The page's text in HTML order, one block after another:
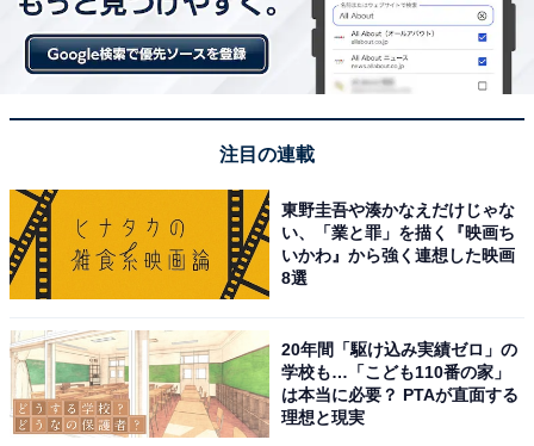
さを放っています。
回答者コメント
「字面と響きのギャップがあって一番かっこいいか
ら」（40代女性／東京都）
「独特な感じがするから」（40代女性／秋田県）
「『糸』『魚』『川』という素朴な自然の要素が美
しく並び、どこか神秘的でダイナミックな日本の原
注目の連載
東野圭吾や湊かなえだけじゃな
い、「業と罪」を描く『映画ち
いかわ』から強く連想した映画
8選
20年間「駆け込み実績ゼロ」の
学校も…「こども110番の家」
は本当に必要？ PTAが直面する
理想と現実